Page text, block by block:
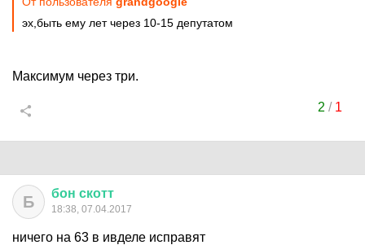
эх,быть ему лет через 10-15 депутатом
Максимум через три.
2 / 1
Б бон скотт
18:38, 07.04.2017
ничего на 63 в ивделе исправят